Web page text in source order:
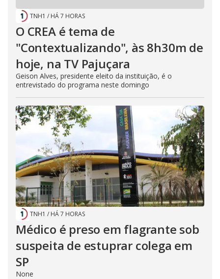
TNH1 / HÁ 7 HORAS
O CREA é tema de
"Contextualizando", às 8h30m de
hoje, na TV Pajuçara
Geison Alves, presidente eleito da instituição, é o
entrevistado do programa neste domingo
TNH1 / HÁ 7 HORAS
Médico é preso em flagrante sob
suspeita de estuprar colega em
SP
None